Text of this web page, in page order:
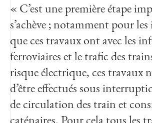
« C’est une première étape
s’achève ; notamment pour
que ces travaux ont avec les
ferroviaires et le trafic des
risque électrique, ces travaux
d’être effectués sous
de circulation des train et
caténaires. Pour cela tous les